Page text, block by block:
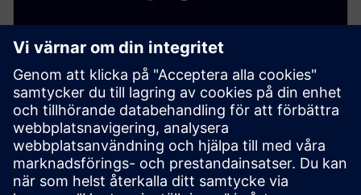
Förbättrad incidenthantering
Använd en omfattande fastighetshanteringstjänst som
går utöver varningar. Hantera alla kritiska aviseringar
för en smart hanterad anläggning.